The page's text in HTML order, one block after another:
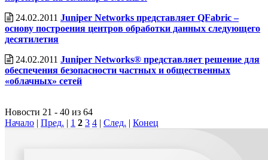
24.02.2011 Juniper Networks представляет QFabric –
основу построения центров обработки данных следующего
десятилетия
24.02.2011 Juniper Networks® представляет решение для
обеспечения безопасности частных и общественных
«облачных» сетей
Новости 21 - 40 из 64
Начало | Пред. | 1 2 3 4 | След. | Конец